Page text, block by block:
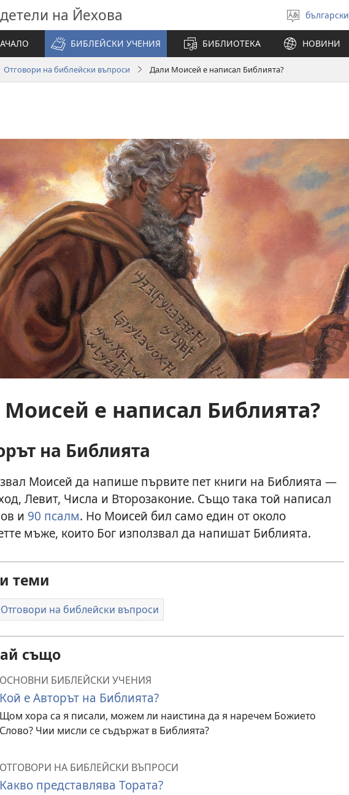
на Йехова
Избери
език
български
БИБЛЕЙСКИ УЧЕНИЯ БИБЛИОТЕКА НОВИНИ
Отговори на библейски въпроси Дали Моисей е написал Библията?
е написал Библията?
на Библията
Моисей да напише първите пет книги на Библията —
Левит, Числа и Второзаконие. Също така той написал
и 90 псалм. Но Моисей бил само един от около
мъже, които Бог използвал да напишат Библията.
теми
Отговори на библейски въпроси
също
ОСНОВНИ БИБЛЕЙСКИ УЧЕНИЯ
Кой е Авторът на Библията?
Щом хора са я писали, можем ли наистина да я наречем Божието
Слово? Чии мисли се съдържат в Библията?
ОТГОВОРИ НА БИБЛЕЙСКИ ВЪПРОСИ
Какво представлява Тората?